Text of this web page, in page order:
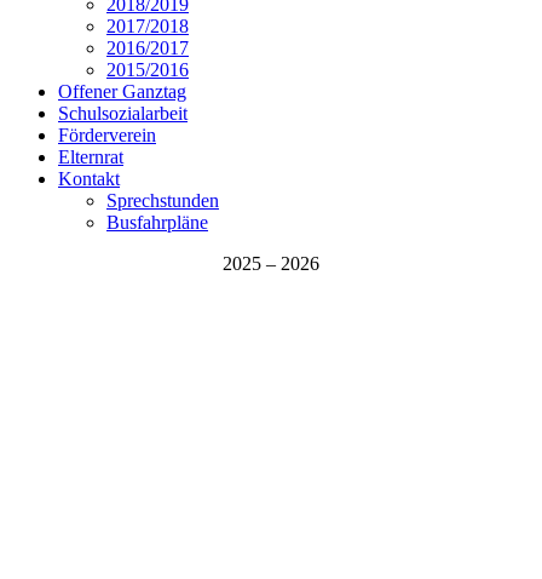
2018/2019
2017/2018
2016/2017
2015/2016
Offener Ganztag
Schulsozialarbeit
Förderverein
Elternrat
Kontakt
Sprechstunden
Busfahrpläne
2025 – 2026